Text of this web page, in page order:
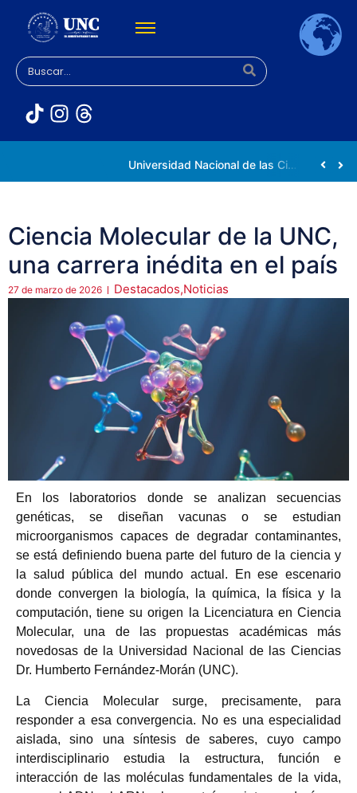
Universidad Nacional de las Ciencias impulsa vocaciones científicas en la Expoferia de Oportunidades de Estudio 2026
Ciencia Molecular de la UNC,
una carrera inédita en el país
27 de marzo de 2026 Destacados,Noticias
En los laboratorios donde se analizan secuencias
genéticas, se diseñan vacunas o se estudian
microorganismos capaces de degradar contaminantes,
se está definiendo buena parte del futuro de la ciencia y
la salud pública del mundo actual. En ese escenario
donde convergen la biología, la química, la física y la
computación, tiene su origen la Licenciatura en Ciencia
Molecular, una de las propuestas académicas más
novedosas de la Universidad Nacional de las Ciencias
Dr. Humberto Fernández-Morán (UNC).
La Ciencia Molecular surge, precisamente, para
responder a esa convergencia. No es una especialidad
aislada, sino una síntesis de saberes, cuyo campo
interdisciplinario estudia la estructura, función e
interacción de las moléculas fundamentales de la vida,